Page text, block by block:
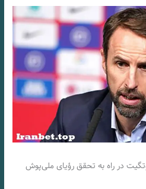
در راه به تحقق رؤیای ملی‌پوش